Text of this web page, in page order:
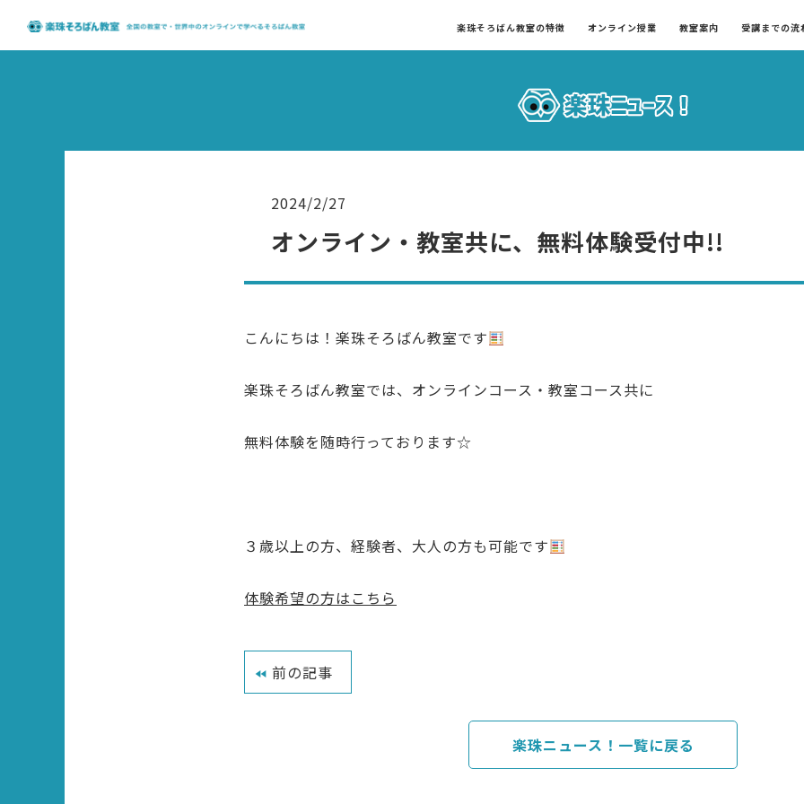
楽珠そろばん教室の特徴 オンライン授業 教室案内 受講までの流
2024/2/27
オンライン・教室共に、無料体験受付中!!
こんにちは！楽珠そろばん教室です
楽珠そろばん教室では、オンラインコース・教室コース共に
無料体験を随時行っております☆
３歳以上の方、経験者、大人の方も可能です
体験希望の方はこちら
前の記事
楽珠ニュース！一覧に戻る